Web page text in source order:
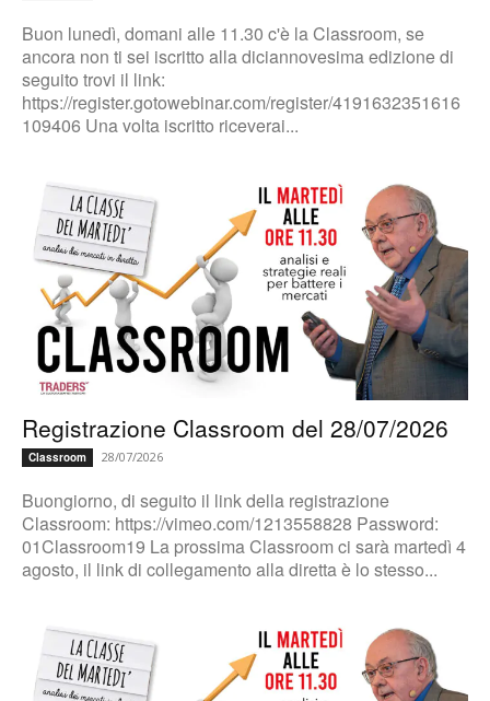
Buon lunedì, domani alle 11.30 c'è la Classroom, se
ancora non ti sei iscritto alla diciannovesima edizione di
seguito trovi il link:
https://register.gotowebinar.com/register/4191632351616
109406 Una volta iscritto riceverai...
Registrazione Classroom del 28/07/2026
Classroom 28/07/2026
Buongiorno, di seguito il link della registrazione
Classroom: https://vimeo.com/1213558828 Password:
01Classroom19 La prossima Classroom ci sarà martedì 4
agosto, il link di collegamento alla diretta è lo stesso...